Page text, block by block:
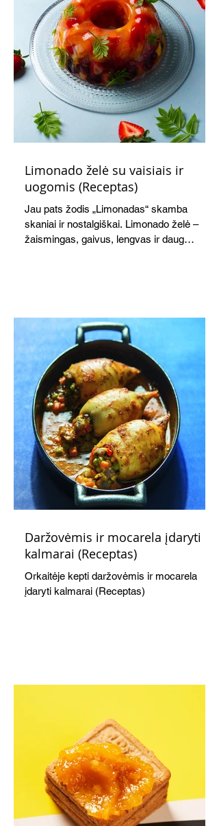
Limonado želė su vaisiais ir
uogomis (Receptas)
Jau pats žodis „Limonadas“ skamba
skaniai ir nostalgiškai. Limonado želė –
žaismingas, gaivus, lengvas ir daug
Daržovėmis ir mocarela įdaryti
kalmarai (Receptas)
Orkaitėje kepti daržovėmis ir mocarela
įdaryti kalmarai (Receptas)